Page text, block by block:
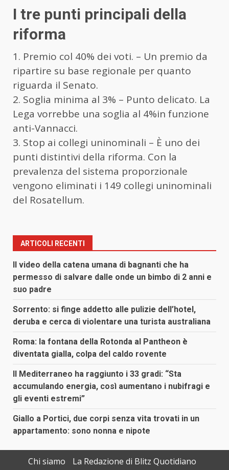
I tre punti principali della
riforma
1. Premio col 40% dei voti. – Un premio da
ripartire su base regionale per quanto
riguarda il Senato.
2. Soglia minima al 3% – Punto delicato. La
Lega vorrebbe una soglia al 4%in funzione
anti-Vannacci.
3. Stop ai collegi uninominali – È uno dei
punti distintivi della riforma. Con la
prevalenza del sistema proporzionale
vengono eliminati i 149 collegi uninominali
del Rosatellum.
ARTICOLI RECENTI
Il video della catena umana di bagnanti che ha
permesso di salvare dalle onde un bimbo di 2 anni e
suo padre
Sorrento: si finge addetto alle pulizie dell’hotel,
deruba e cerca di violentare una turista australiana
Roma: la fontana della Rotonda al Pantheon è
diventata gialla, colpa del caldo rovente
Il Mediterraneo ha raggiunto i 33 gradi: “Sta
accumulando energia, così aumentano i nubifragi e
gli eventi estremi”
Giallo a Portici, due corpi senza vita trovati in un
appartamento: sono nonna e nipote
Chi siamo
La Redazione di Blitz Quotidiano